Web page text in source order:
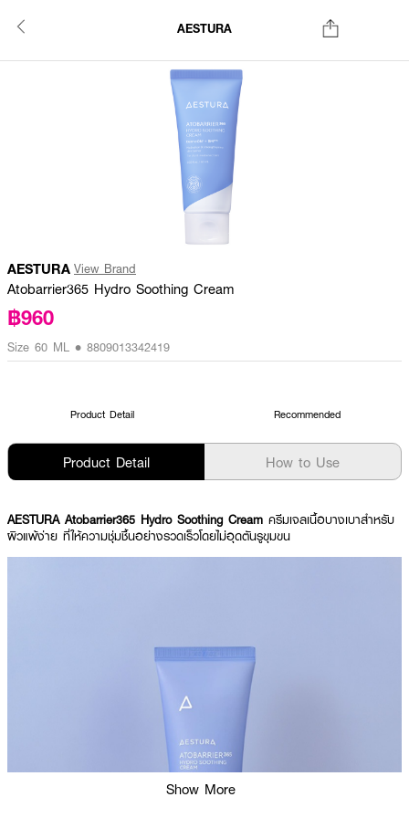
AESTURA
AESTURA View Brand
Atobarrier365 Hydro Soothing Cream
฿960
Size 60 ML • 8809013342419
Product Detail Recommended
Product Detail How to Use
AESTURA Atobarrier365 Hydro Soothing Cream ครีมเจลเนื้อบางเบาสำหรับ
ผิวแพ้ง่าย ที่ให้ความชุ่มชื้นอย่างรวดเร็วโดยไม่อุดตันรูขุมขน
Show More